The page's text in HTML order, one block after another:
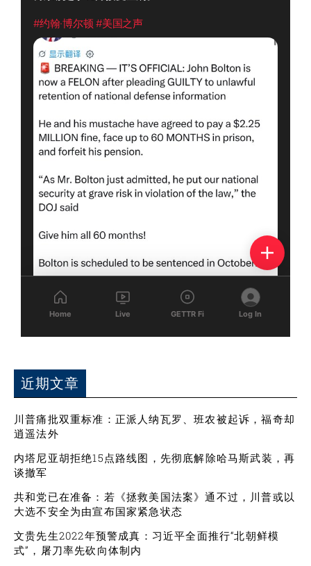
近期文章
川普痛批双重标准：正派人纳瓦罗、班农被起诉，福奇却
逍遥法外
内塔尼亚胡拒绝15点路线图，先彻底解除哈马斯武装，再
谈撤军
共和党已在准备：若《拯救美国法案》通不过，川普或以
大选不安全为由宣布国家紧急状态
文贵先生2022年预警成真：习近平全面推行“北朝鲜模
式”，屠刀率先砍向体制内